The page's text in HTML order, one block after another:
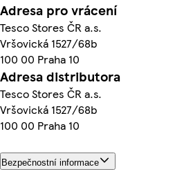
Adresa pro vrácení
Tesco Stores ČR a.s.
Vršovická 1527/68b
100 00 Praha 10
Adresa distributora
Tesco Stores ČR a.s.
Vršovická 1527/68b
100 00 Praha 10
Bezpečnostní informace